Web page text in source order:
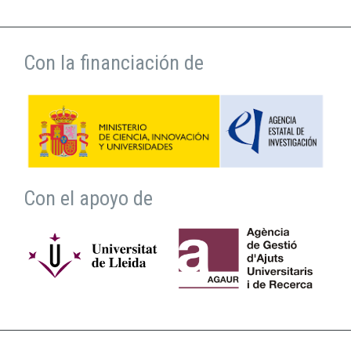
Con la financiación de
Con el apoyo de